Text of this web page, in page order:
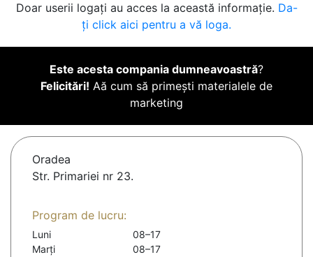
Doar userii logați au acces la această informație. Da-
ți click aici pentru a vă loga.
Este acesta compania dumneavoastră?
Felicitări! Aă cum să primești materialele de
marketing
Oradea
Str. Primariei nr 23.
Program de lucru:
Luni
08–17
Marți
08–17